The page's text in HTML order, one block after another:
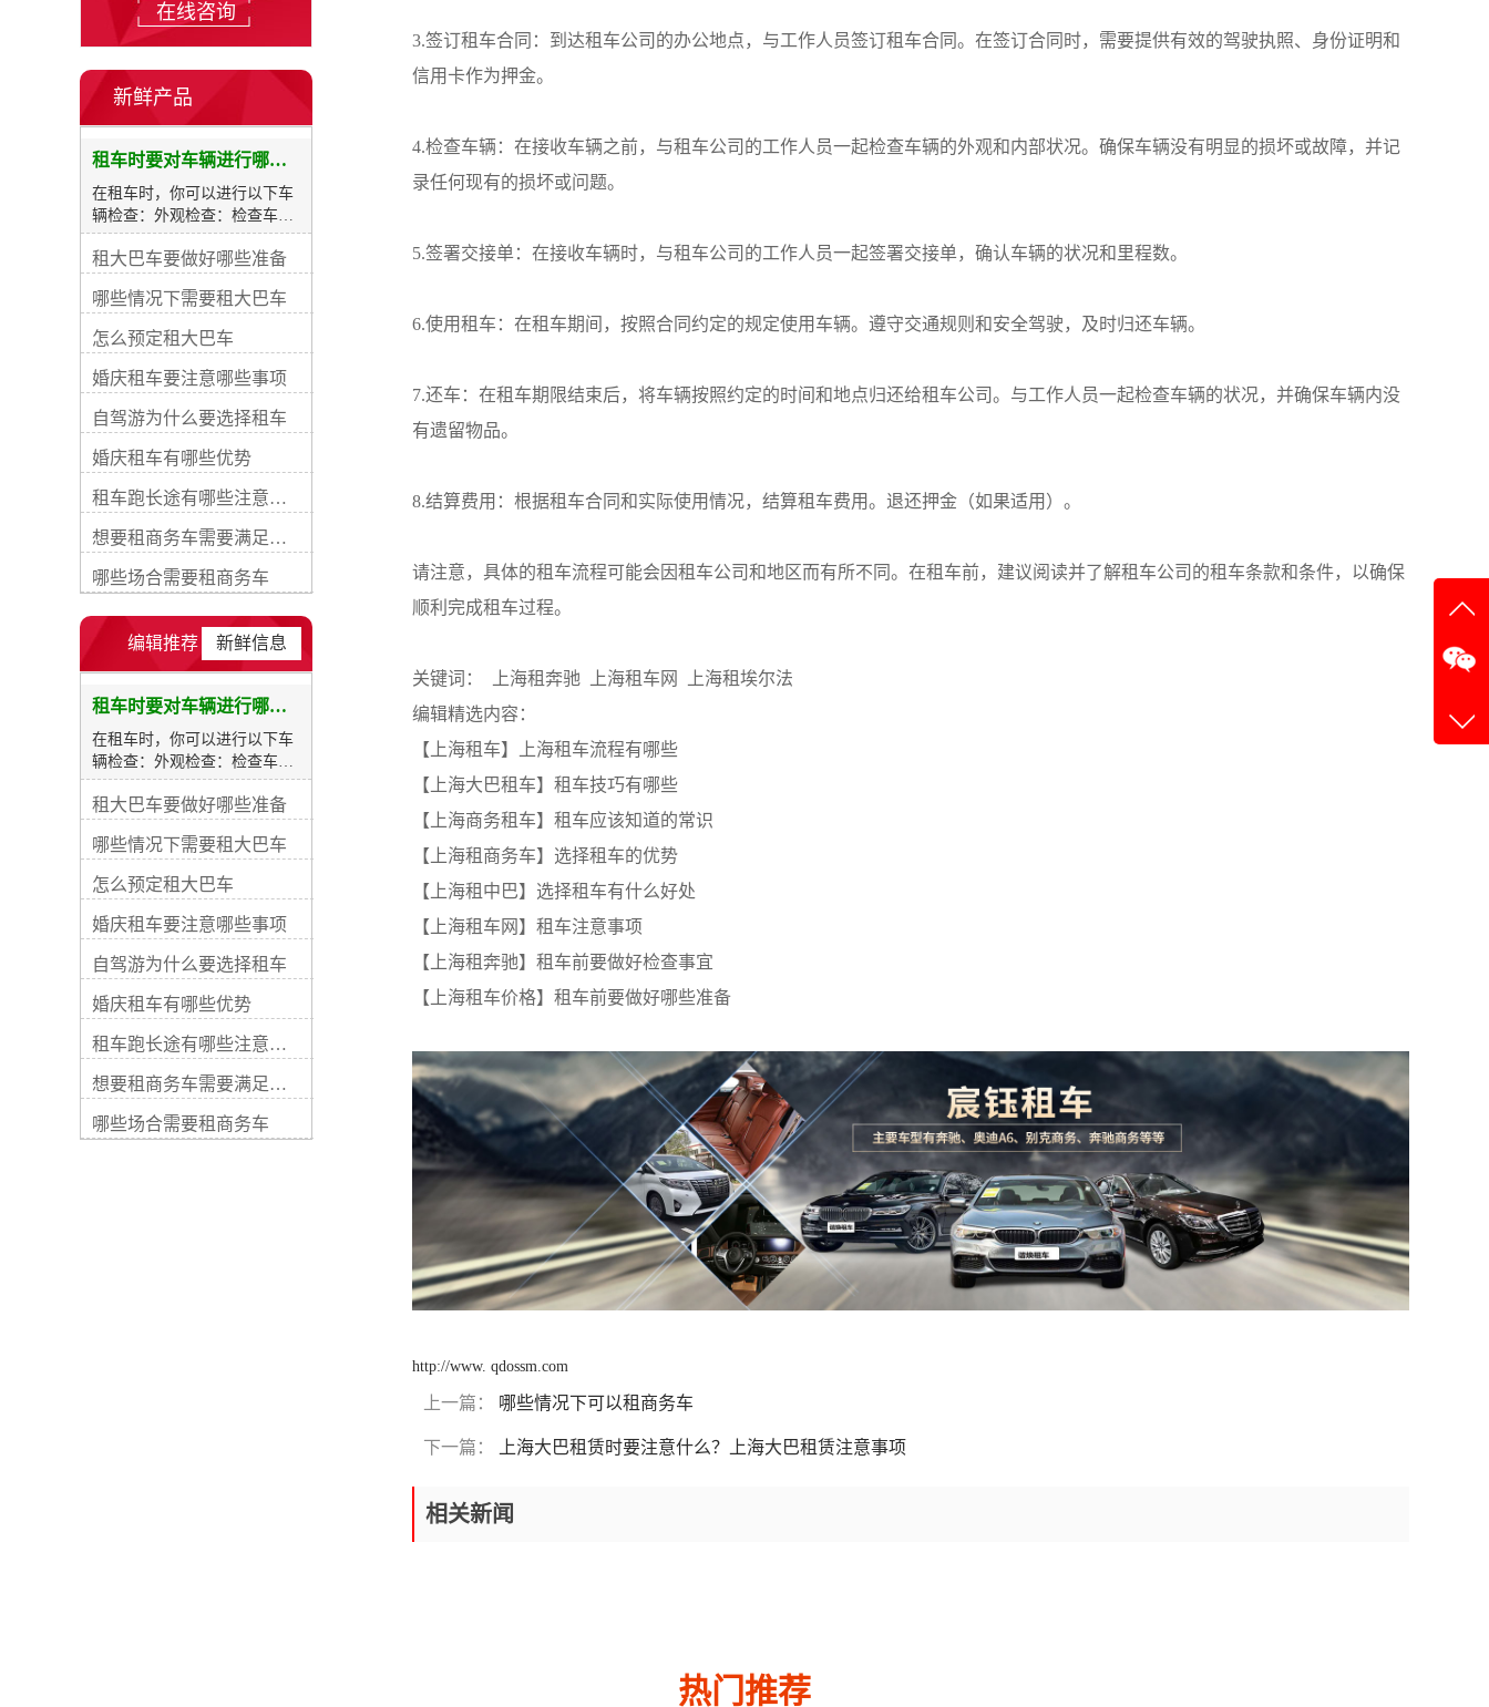
3.签订租车合同：到达租车公司的办公地点，与工作人员签订租车合同。在签订合同时，需要提供有效的驾驶执照、身份证明和
信用卡作为押金。
4.检查车辆：在接收车辆之前，与租车公司的工作人员一起检查车辆的外观和内部状况。确保车辆没有明显的损坏或故障，并记
录任何现有的损坏或问题。
5.签署交接单：在接收车辆时，与租车公司的工作人员一起签署交接单，确认车辆的状况和里程数。
6.使用租车：在租车期间，按照合同约定的规定使用车辆。遵守交通规则和安全驾驶，及时归还车辆。
7.还车：在租车期限结束后，将车辆按照约定的时间和地点归还给租车公司。与工作人员一起检查车辆的状况，并确保车辆内没
有遗留物品。
8.结算费用：根据租车合同和实际使用情况，结算租车费用。退还押金（如果适用）。
请注意，具体的租车流程可能会因租车公司和地区而有所不同。在租车前，建议阅读并了解租车公司的租车条款和条件，以确保
顺利完成租车过程。
关键词：  上海租奔驰  上海租车网  上海租埃尔法
编辑精选内容：
【上海租车】上海租车流程有哪些
【上海大巴租车】租车技巧有哪些
【上海商务租车】租车应该知道的常识
【上海租商务车】选择租车的优势
【上海租中巴】选择租车有什么好处
【上海租车网】租车注意事项
【上海租奔驰】租车前要做好检查事宜
【上海租车价格】租车前要做好哪些准备
http://www. qdossm.com
上一篇： 哪些情况下可以租商务车
下一篇： 上海大巴租赁时要注意什么？上海大巴租赁注意事项
相关新闻
在线咨询
新鲜产品
租车时要对车辆进行哪些检查
在租车时，你可以进行以下车
辆检查：外观检查：检查车辆
外观是否有明显的损坏、划痕
或凹陷。注意检查车灯、雨刮
部检查：检查车内的座椅、地
毯、天花板和仪表板等是否干
净整洁。确保所有座椅都可调
节和锁定，安全带良好工作。
行李空间检查：打开行李箱，
确保行李箱空间干净、整洁，
没有异味。检查备胎和工具是
否齐全。轮胎检查：检查轮胎
轮胎没有明显的破损或漏气。
确认备胎的状态和充气情况。
发动机室检查：检查发动机室
内的液体水平，包括机油、冷
却液和刹车液等。确保没有渗
漏和异常声音。车内设施检
查：测试车辆的空调、音响、
车窗升降、中控系统等功能是
设施能满足你的需求。安全设
备，包括安全带、气囊和防抱
死刹车系统等。确保这些设备
都处于良好的工作状态。试
车：在租车之前，要求测试车
辆启动、变速器的换挡、刹
车、转向以及灯光等功能，确
保车辆操控性和驾驶安全。记
录车况：在检查过程中，拍照
记录车辆现有的损坏、划痕或
车合同中有明确的记录，以避
免后续的纠纷。 请注意，这些
只是一般的车辆检查事项，具
体的检查内容可能会因车辆类
型和租车公司的要求而有所不
同。对于租车前的车辆检查，
如果你不熟悉车辆检查、维修
或安全方面的知识，建议寻求
租大巴车要做好哪些准备
哪些情况下需要租大巴车
怎么预定租大巴车
婚庆租车要注意哪些事项
自驾游为什么要选择租车
婚庆租车有哪些优势
租车跑长途有哪些注意事项
想要租商务车需要满足哪些要求
哪些场合需要租商务车
新鲜信息
编辑推荐
租车时要对车辆进行哪些检查
在租车时，你可以进行以下车
辆检查：外观检查：检查车辆
外观是否有明显的损坏、划痕
或凹陷。注意检查车灯、雨刮
部检查：检查车内的座椅、地
毯、天花板和仪表板等是否干
净整洁。确保所有座椅都可调
节和锁定，安全带良好工作。
行李空间检查：打开行李箱，
确保行李箱空间干净、整洁，
没有异味。检查备胎和工具是
否齐全。轮胎检查：检查轮胎
轮胎没有明显的破损或漏气。
确认备胎的状态和充气情况。
发动机室检查：检查发动机室
内的液体水平，包括机油、冷
却液和刹车液等。确保没有渗
租大巴车要做好哪些准备
哪些情况下需要租大巴车
怎么预定租大巴车
婚庆租车要注意哪些事项
自驾游为什么要选择租车
婚庆租车有哪些优势
租车跑长途有哪些注意事项
想要租商务车需要满足哪些要求
哪些场合需要租商务车
热门推荐